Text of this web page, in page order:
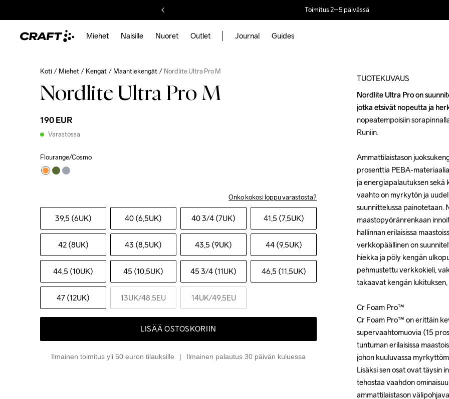
Toimitus 2–5 päivässä
Miehet Naisille Nuoret Outlet Journal Guides
Koti Miehet Kengät Maantiekengät Nordlite Ultra Pro M
Nordlite Ultra Pro M
190 EUR
Varastossa
Flourange/Cosmo
Onko kokosi loppu varastosta?
39,5 (6UK) 40 (6,5UK) 40 3/4 (7UK) 41,5 (7,5UK)
42 (8UK) 43 (8,5UK) 43,5 (9UK) 44 (9,5UK)
44,5 (10UK) 45 (10,5UK) 45 3/4 (11UK) 46,5 (11,5UK)
47 (12UK) 13UK/48,5EU 14UK/49,5EU
LISÄÄ OSTOSKORIIN
Ilmainen toimitus yli 50 euron tilauksille Ilmainen palautus 30 päivän kuluessa
TUOTEKUVAUS
Nordlite Ultra Pro on
jotka etsivät nopeutta ja
nopeatempoisiin
Runiin.
Ammattilaistason
prosenttia PEBA-
ja energiapalautuksen sekä
vaahto on myrkytön ja
suunnittelussa painotetaan.
maastopyöränrenkaan
hallinnan erilaisissa
verkkopäällinen on
hiekka ja pöly kengän
pehmustettu verkkokieli,
takaavat kengän
Cr Foam Pro™
Cr Foam Pro™ on erittäin
supervaahtomuovia (15
tuntuman erilaisissa
johon kuuluvassa
Lisäksi sen osat ovat täysin
tehostaa vaahdon
ammattilaistason
Nordlite Ultra Pro on
jotka etsivät nopeutta ja
nopeatempoisiin
Runiin.
Ammattilaistason
prosenttia PEBA-
ja energiapalautuksen sekä
vaahto on myrkytön ja
suunnittelussa painotetaan.
maastopyöränrenkaan
hallinnan erilaisissa
verkkopäällinen on
hiekka ja pöly kengän
pehmustettu verkkokieli,
takaavat kengän
Cr Foam Pro™
Cr Foam Pro™ on erittäin
supervaahtomuovia (15
tuntuman erilaisissa
johon kuuluvassa
Lisäksi sen osat ovat täysin
tehostaa vaahdon
ammattilaistason